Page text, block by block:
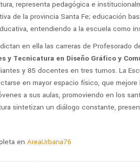
representa pedagógica e
de la provincia Santa Fe; educación
entendiendo a la escuela como
en ella las carreras de Profesorado
y Tecnicatura en Diseño Gráfico y
y 85 docentes en tres turnos. La
en mayor espacio físico, que
a sus aulas, promoviendo en los
sintetizan un diálogo constante,
en AreaUrbana76